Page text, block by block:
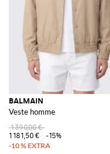
BALMAIN
Veste homme
1 390,00 €
1 181,50 €
-15%